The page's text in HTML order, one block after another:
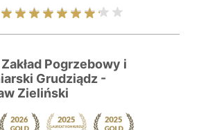
Zakład Pogrzebowy i
Grudziądz -
Zieliński